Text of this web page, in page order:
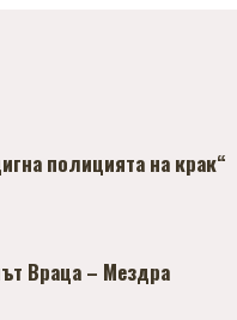
полицията на крак“
Враца – Мездра